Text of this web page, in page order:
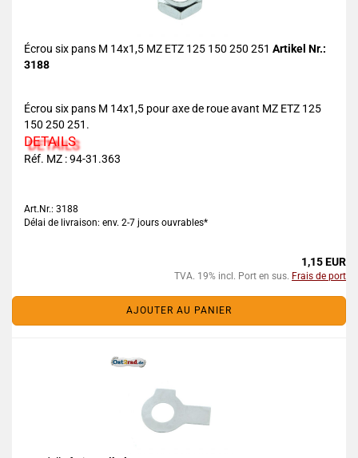
Écrou six pans M 14x1,5 MZ ETZ 125 150 250 251 Artikel Nr.:
3188
Écrou six pans M 14x1,5 pour axe de roue avant MZ ETZ 125
150 250 251.
DETAILS
Réf. MZ : 94-31.363
Art.Nr.: 3188
Délai de livraison: env. 2-7 jours ouvrables*
1,15 EUR
TVA. 19% incl. Port en sus. Frais de port
AJOUTER AU PANIER